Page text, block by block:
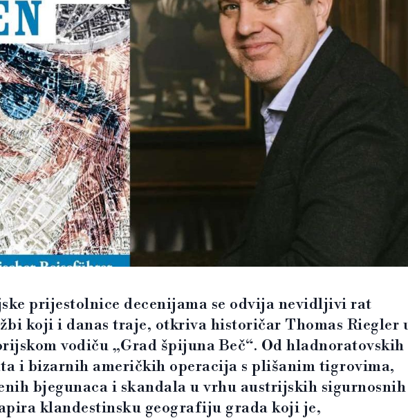
prijestolnice decenijama se odvija nevidljivi rat
koji i danas traje, otkriva historičar Thomas Riegler
vodiču „Grad špijuna Beč“. Od hladnoratovskih
i bizarnih američkih operacija s plišanim tigrovima,
bjegunaca i skandala u vrhu austrijskih sigurnosnih
klandestinsku geografiju grada koji je,